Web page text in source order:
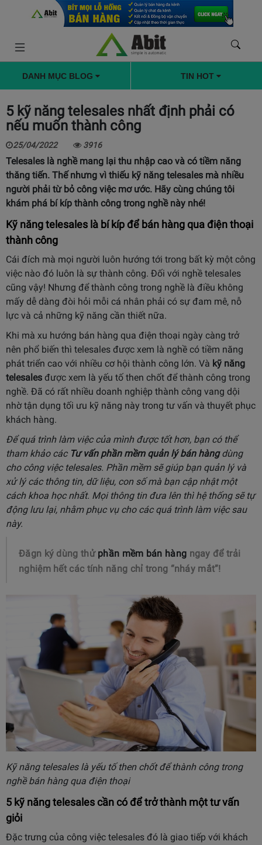
DANH MỤC BLOG TIN HOT
5 kỹ năng telesales nhất định phải có
nếu muốn thành công
25/04/2022 3916
Telesales là nghề mang lại thu nhập cao và có tiềm năng
thăng tiến. Thế nhưng vì thiếu kỹ năng telesales mà nhiều
người phải từ bỏ công việc mơ ước. Hãy cùng chúng tôi
khám phá bí kíp thành công trong nghề này nhé!
Kỹ năng telesales là bí kíp để bán hàng qua điện thoại
thành công
Cái đích mà mọi người luôn hướng tới trong bất kỳ một công
việc nào đó luôn là sự thành công. Đối với nghề telesales
cũng vậy! Nhưng để thành công trong nghề là điều không
mấy dễ dàng đòi hỏi mỗi cá nhân phải có sự đam mê, nỗ
lực và cả những kỹ năng cần thiết nữa.
Khi mà xu hướng bán hàng qua điện thoại ngày càng trở
nên phổ biến thì telesales được xem là nghề có tiềm năng
phát triển cao với nhiều cơ hội thành công lớn. Và kỹ năng
telesales được xem là yếu tố then chốt để thành công trong
nghề. Đã có rất nhiều doanh nghiệp thành công vang dội
nhờ tận dụng tối ưu kỹ năng này trong tư vấn và thuyết phục
khách hàng.
Để quá trình làm việc của mình được tốt hơn, bạn có thể
tham khảo các Tư vấn phần mềm quản lý bán hàngdùng
cho công việc telesales. Phần mềm sẽ giúp bạn quản lý và
xử lý các thông tin, dữ liệu, con số mà bạn cập nhật một
cách khoa học nhất. Mọi thông tin đưa lên thì hệ thống sẽ tự
động lưu lại, nhằm phục vụ cho các quá trình làm việc sau
này.
Đăgn ký dùng thử phần mềm bán hàng ngay để trải
nghiệm hết các tính năng chỉ trong “nháy mắt”!
Kỹ năng telesales là yếu tố then chốt để thành công trong
nghề bán hàng qua điện thoại
5 kỹ năng telesales cần có để trở thành một tư vấn
giỏi
Đặc trưng của công việc telesales đó là giao tiếp với khách